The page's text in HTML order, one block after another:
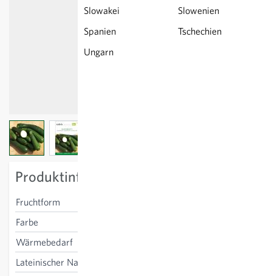
Slowakei
Slowenien
Spanien
Tschechien
Ungarn
View larger imageView larger image
Produktinformation
Fruchtform
Farbe
Wärmebedarf
Lateinischer Name